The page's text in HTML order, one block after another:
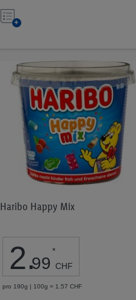
Auf
Haribo Happy Mix
2.99
*
CHF
pro 190g | 100g = 1.57 CHF